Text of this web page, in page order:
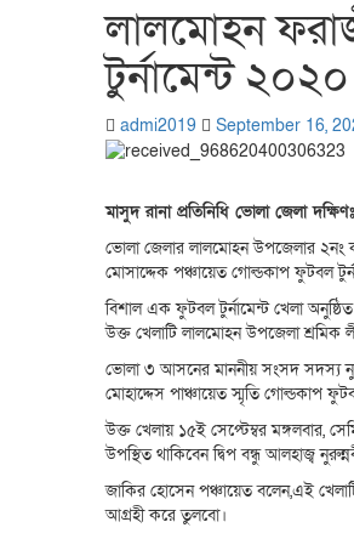
লালমোহন
টুর্নামেন্ট
admi2019 September 16,
মাসুদ রানা প্রতিনিধি ভোলা জেলা দক্ষিণঃ
ভোলা জেলার লালমোহন উপজেলার ২নং
মোসাদ্দেক পঞ্চায়েত গোল্ডকাপ ফুটবল
বিশাল এক ফুটবল টুর্নামেন্ট খেলা
উক্ত খেলাটি লালমোহন উপজেলা শ্রমিক
ভোলা ৩ আসনের মাননীয় সংসদ সদস্য
মোহাদ্দেস পাঞ্চায়েত স্মৃতি গোল্ডকাপ
উক্ত খেলায় ১৫ই সেপ্টেম্বর মঙ্গলবার,
উপস্থিত থাকিবেন দ্বিপ বন্ধু আলহাজ্ব
জাকির হোসেন পঞ্চায়েত বলেন,এই
আগ্রহী করে তুলবো।